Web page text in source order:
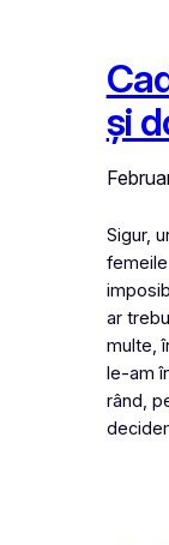
și
Sigur,
ar
multe,
le-am
rând,